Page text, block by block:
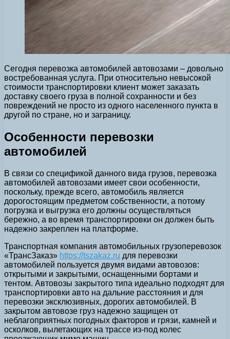
Сегодня перевозка автомобилей автовозами – довольно
востребованная услуга. При относительно невысокой
стоимости транспортировки клиент может заказать
доставку своего груза в полной сохранности и без
повреждений не просто из одного населенного пункта в
другой по стране, но и заграницу.
Особенности перевозки
автомобилей
В связи со спецификой данного вида грузов, перевозка
автомобилей автовозами имеет свои особенности,
поскольку, прежде всего, автомобиль является
дорогостоящим предметом собственности, а потому
погрузка и выгрузка его должны осуществляться
бережно, а во время транспортировки он должен быть
надежно закреплен на платформе.
Транспортная компания автомобильных грузоперевозок
«ТрансЗаказ» https://tszakaz.ru для перевозки
автомобилей пользуется двумя видами автовозов:
открытыми и закрытыми, оснащенными бортами и
тентом. Автовозы закрытого типа идеально подходят для
транспортировки авто на дальние расстояния и для
перевозки эксклюзивных, дорогих автомобилей. В
закрытом автовозе груз надежно защищен от
неблагоприятных погодных факторов и грязи, камней и
осколков, вылетающих на трассе из-под колес